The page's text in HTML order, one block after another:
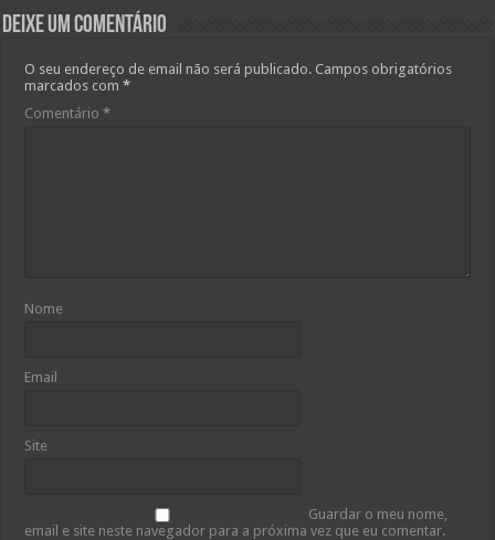
Deixe um comentário
O seu endereço de email não será publicado. Campos obrigatórios
marcados com*
Comentário*
Nome
Email
Site
Guardar o meu nome,
email e site neste navegador para a próxima vez que eu comentar.